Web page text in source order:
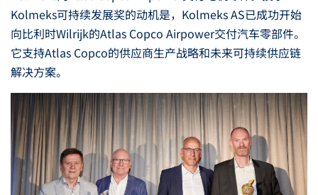
Kolmeks可持续发展奖的动机是，Kolmeks AS已成功开始
向比利时Wilrijk的Atlas Copco Airpower交付汽车零部件。
它支持Atlas Copco的供应商生产战略和未来可持续供应链
解决方案。